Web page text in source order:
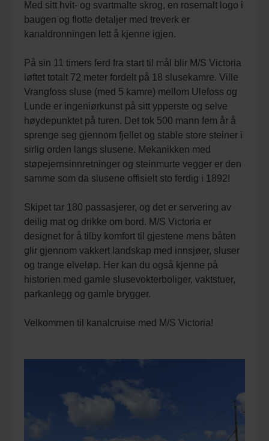
Med sitt hvit- og svartmalte skrog, en rosemalt logo i
baugen og flotte detaljer med treverk er
kanaldronningen lett å kjenne igjen.
På sin 11 timers ferd fra start til mål blir M/S Victoria
løftet totalt 72 meter fordelt på 18 slusekamre. Ville
Vrangfoss sluse (med 5 kamre) mellom Ulefoss og
Lunde er ingeniørkunst på sitt ypperste og selve
høydepunktet på turen. Det tok 500 mann fem år å
sprenge seg gjennom fjellet og stable store steiner i
sirlig orden langs slusene. Mekanikken med
støpejernsinnretninger og steinmurte vegger er den
samme som da slusene offisielt sto ferdig i 1892!
Skipet tar 180 passasjerer, og det er servering av
deilig mat og drikke om bord. M/S Victoria er
designet for å tilby komfort til gjestene mens båten
glir gjennom vakkert landskap med innsjøer, sluser
og trange elveløp. Her kan du også kjenne på
historien med gamle slusevokterboliger, vaktstuer,
parkanlegg og gamle brygger.
Velkommen til kanalcruise med M/S Victoria!